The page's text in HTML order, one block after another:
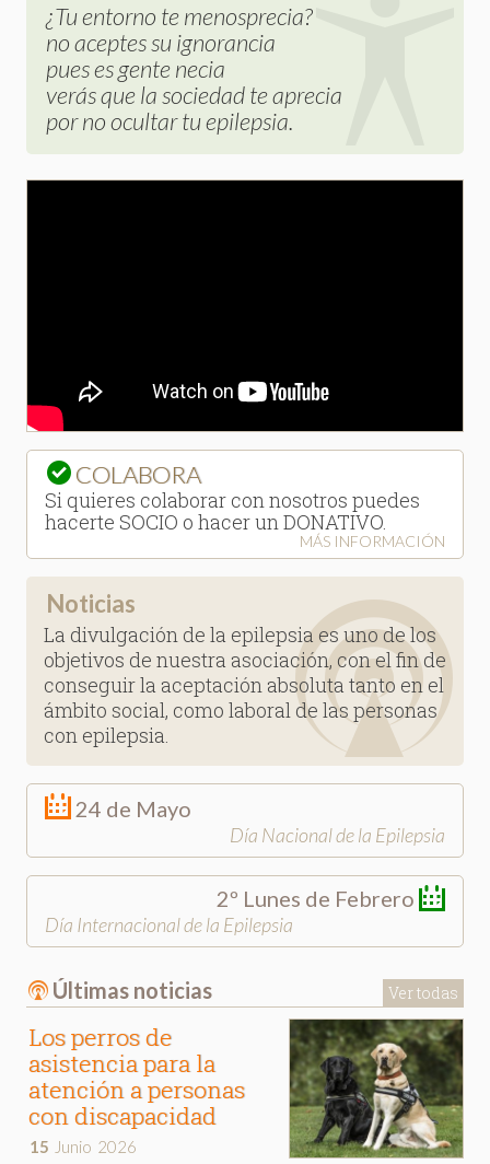
¿Tu entorno te menosprecia?
no aceptes su ignorancia
pues es gente necia
verás que la sociedad te aprecia
por no ocultar tu epilepsia.
COLABORA
Si quieres colaborar con nosotros puedes
hacerte SOCIO o hacer un DONATIVO.
MÁS INFORMACIÓN
Noticias
La divulgación de la epilepsia es uno de los
objetivos de nuestra asociación, con el fin de
conseguir la aceptación absoluta tanto en el
ámbito social, como laboral de las personas
con epilepsia.
24 de Mayo
Día Nacional de la Epilepsia
2º Lunes de Febrero
Día Internacional de la Epilepsia
Ver todas
Últimas noticias
Los perros de
asistencia para la
atención a personas
con discapacidad
15 Junio 2026